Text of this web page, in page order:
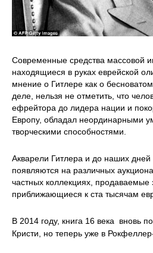
Современные средства массовой
находящиеся в руках еврейской
мнение о Гитлере как о
деле, нельзя не отметить, что
ефрейтора до лидера нации и
Европу, обладал неординарными
творческими способностями.
Акварели Гитлера и до наших
появляются на различных
частных коллекциях, продаваемые
приближающиеся к ста тысячам
В 2014 году, книга 16 века вновь
Кристи, но теперь уже в